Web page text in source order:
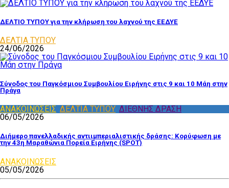
ΔΕΛΤΙΟ ΤΥΠΟΥ για την κλήρωση του λαχνού της ΕΕΔΥΕ
ΔΕΛΤΙΑ ΤΥΠΟΥ
24/06/2026
Σύνοδος του Παγκόσμιου Συμβουλίου Ειρήνης στις 9 και 10 Μάη στην
Πράγα
ΑΝΑΚΟΙΝΩΣΕΙΣ ΔΕΛΤΙΑ ΤΥΠΟΥ ΔΙΕΘΝΗΣ ΔΡΑΣΗ
06/05/2026
Διήμερο πανελλαδικής αντιιμπεριαλιστικής δράσης: Κορύφωση με
την 43η Μαραθώνια Πορεία Ειρήνης (SPOT)
ΑΝΑΚΟΙΝΩΣΕΙΣ
05/05/2026